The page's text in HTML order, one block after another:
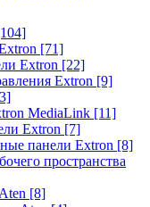
[71]
Extron [22]
Extron [9]
MediaLink [11]
Extron [7]
панели Extron [8]
пространства
[8]